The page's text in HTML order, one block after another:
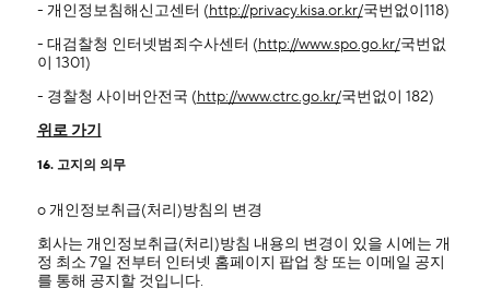
- 개인정보침해신고센터 (http://privacy.kisa.or.kr/국번없이118)
- 대검찰청 인터넷범죄수사센터 (http://www.spo.go.kr/국번없
이 1301)
- 경찰청 사이버안전국 (http://www.ctrc.go.kr/국번없이 182)
위로 가기
16. 고지의 의무
ο 개인정보취급(처리)방침의 변경
회사는 개인정보취급(처리)방침 내용의 변경이 있을 시에는 개
정 최소 7일 전부터 인터넷 홈페이지 팝업 창 또는 이메일 공지
를 통해 공지할 것입니다.